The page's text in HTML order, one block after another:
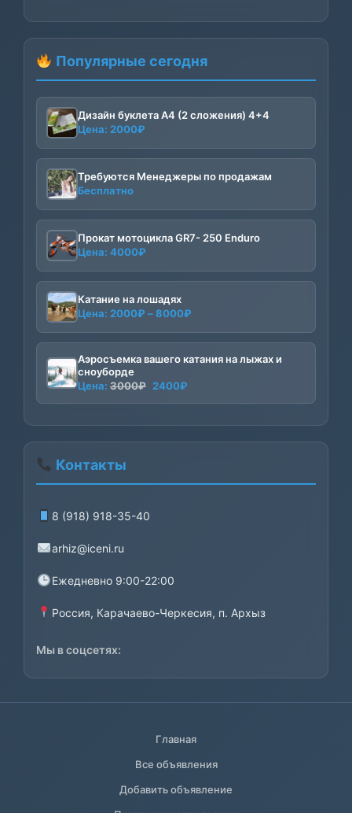
Популярные сегодня
Дизайн буклета А4 (2 сложения) 4+4
Цена: 2000₽
Требуются Менеджеры по продажам
Бесплатно
Прокат мотоцикла GR7- 250 Enduro
Цена: 4000₽
Катание на лошадях
Цена: 2000₽ –8000₽
2000₽
–
Аэросъемка вашего катания на лыжах и
сноуборде
Цена: 3000₽ Первоначальная
2400₽
Контакты
8 (918) 918-35-40
arhiz@iceni.ru
Ежедневно 9:00-22:00
Россия, Карачаево-Черкесия, п. Архыз
Мы в соцсетях:
Главная
Все объявления
Добавить объявление